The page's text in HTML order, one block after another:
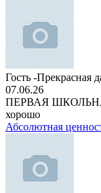
Гость -Прекрасная
07.06.26
ПЕРВАЯ
хорошо
Абсолютная